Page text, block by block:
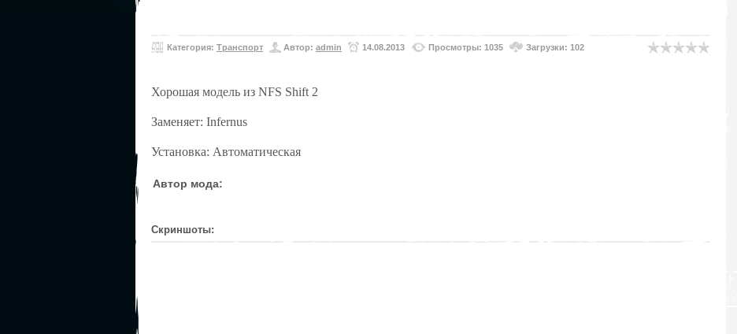
Категория: Транспорт Автор: admin 14.08.2013 Просмотры: 1035 Загрузки: 102
Хорошая модель из NFS Shift 2
Заменяет: Infernus
Установка: Автоматическая
Автор мода:
Скриншоты: